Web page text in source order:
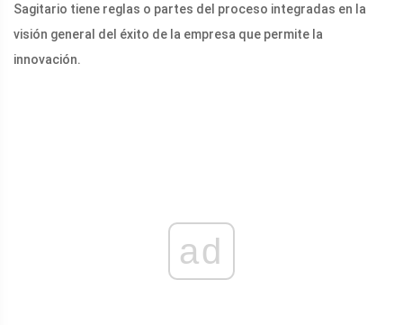
Sagitario tiene reglas o partes del proceso integradas en la
visión general del éxito de la empresa que permite la
innovación.
ad